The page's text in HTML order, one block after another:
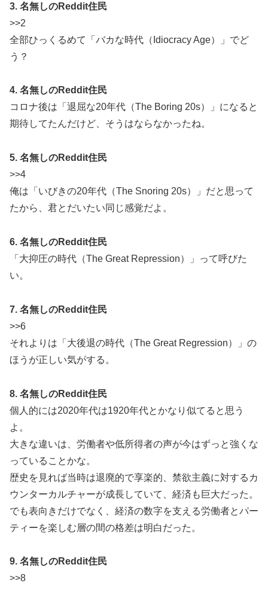
3. 名無しのReddit住民
>>2
全部ひっくるめて「バカな時代（Idiocracy Age）」でど
う？
4. 名無しのReddit住民
コロナ後は「退屈な20年代（The Boring 20s）」になると
期待してたんだけど、そうはならなかったね。
5. 名無しのReddit住民
>>4
俺は「いびきの20年代（The Snoring 20s）」だと思って
たから、君とだいたい同じ感覚だよ。
6. 名無しのReddit住民
「大抑圧の時代（The Great Repression）」って呼びた
い。
7. 名無しのReddit住民
>>6
それよりは「大後退の時代（The Great Regression）」の
ほうが正しい気がする。
8. 名無しのReddit住民
個人的には2020年代は1920年代とかなり似てると思う
よ。
大きな違いは、労働者や低所得者の声が今はずっと強くな
っていることかな。
歴史を見れば当時は退廃的で享楽的、禁欲主義に対するカ
ウンターカルチャーが成長していて、経済も巨大だった。
でも表向きだけでなく、経済の数字を支える労働者とパー
ティーを楽しむ層の間の格差は明白だった。
9. 名無しのReddit住民
>>8